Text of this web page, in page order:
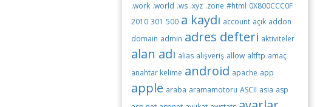
.work .world .ws .xyz .zone #html 0X800CCC0F
2010 301 500 a kaydı account açık addon
domain admin adres defteri aktiviteler
alan adı alias alışveriş allow altftp amaç
anahtar kelime android apache app
apple araba aramamotoru ASCII asia asp